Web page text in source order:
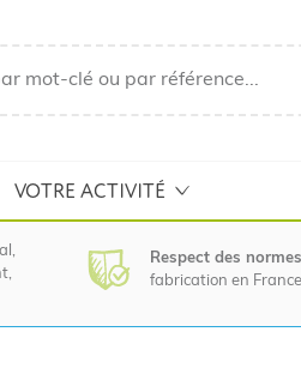
VOTRE ACTIVITÉ
Respect des normes
fabrication en